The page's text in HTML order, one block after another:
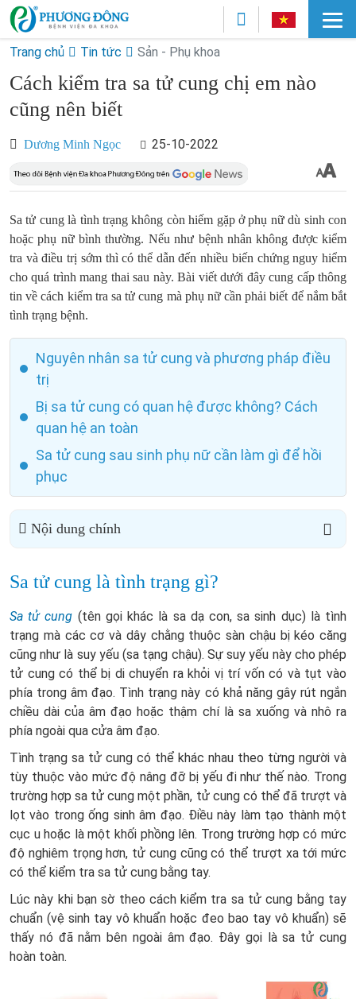
Trang chủ Tin tức Sản - Phụ khoa
Cách kiểm tra sa tử cung chị em nào
cũng nên biết
Dương Minh Ngọc 25-10-2022
Sa tử cung là tình trạng không còn hiếm gặp ở phụ nữ dù sinh con
hoặc phụ nữ bình thường. Nếu như bệnh nhân không được kiểm
tra và điều trị sớm thì có thể dẫn đến nhiều biến chứng nguy hiểm
cho quá trình mang thai sau này. Bài viết dưới đây cung cấp thông
tin về cách kiểm tra sa tử cung mà phụ nữ cần phải biết để nắm bắt
tình trạng bệnh.
Nguyên nhân sa tử cung và phương pháp điều
trị
Bị sa tử cung có quan hệ được không? Cách
quan hệ an toàn
Sa tử cung sau sinh phụ nữ cần làm gì để hồi
phục
Nội dung chính
Sa tử cung là tình trạng gì?
Sa tử cung (tên gọi khác là sa dạ con, sa sinh dục) là tình
trạng mà các cơ và dây chằng thuộc sàn chậu bị kéo căng
cũng như là suy yếu (sa tạng chậu). Sự suy yếu này cho phép
tử cung có thể bị di chuyển ra khỏi vị trí vốn có và tụt vào
phía trong âm đạo. Tình trạng này có khả năng gây rút ngắn
chiều dài của âm đạo hoặc thậm chí là sa xuống và nhô ra
phía ngoài qua cửa âm đạo.
Tình trạng sa tử cung có thể khác nhau theo từng người và
tùy thuộc vào mức độ nâng đỡ bị yếu đi như thế nào. Trong
trường hợp sa tử cung một phần, tử cung có thể đã trượt và
lọt vào trong ống sinh âm đạo. Điều này làm tạo thành một
cục u hoặc là một khối phồng lên. Trong trường hợp có mức
độ nghiêm trọng hơn, tử cung cũng có thể trượt xa tới mức
có thể kiểm tra sa tử cung bằng tay.
Lúc này khi bạn sờ theo cách kiểm tra sa tử cung bằng tay
chuẩn (vệ sinh tay vô khuẩn hoặc đeo bao tay vô khuẩn) sẽ
thấy nó đã nằm bên ngoài âm đạo. Đây gọi là sa tử cung
hoàn toàn.